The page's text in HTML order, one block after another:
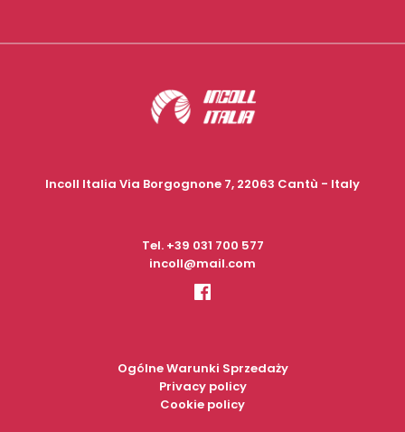
Incoll Italia Via Borgognone 7, 22063 Cantù - Italy
Tel. +39 031 700 577
incoll@mail.com
Ogólne Warunki Sprzedaży
Privacy policy
Cookie policy